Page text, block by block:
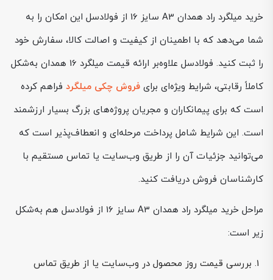
خرید میلگرد راد همدان A3 سایز 16 از فولادسل این امکان را به
شما می‌دهد که با اطمینان از کیفیت و اصالت کالا، سفارش خود
را ثبت کنید. فولادسل علاوه‌بر ارائه قیمت میلگرد 16 همدان به‌شکل
کاملاً رقابتی، شرایط ویژه‌ای برای فروش چکی میلگرد فراهم کرده
است که برای پیمانکاران و مجریان پروژه‌های بزرگ بسیار ارزشمند
است. این شرایط شامل پرداخت مرحله‌ای و انعطاف‌پذیر است که
می‌توانید جزئیات آن را از طریق وب‌سایت یا تماس مستقیم با
کارشناسان فروش دریافت کنید.
مراحل خرید میلگرد راد همدان A3 سایز 16 از فولادسل هم به‌شکل
زیر است:
بررسی قیمت روز محصول در وب‌سایت یا از طریق تماس